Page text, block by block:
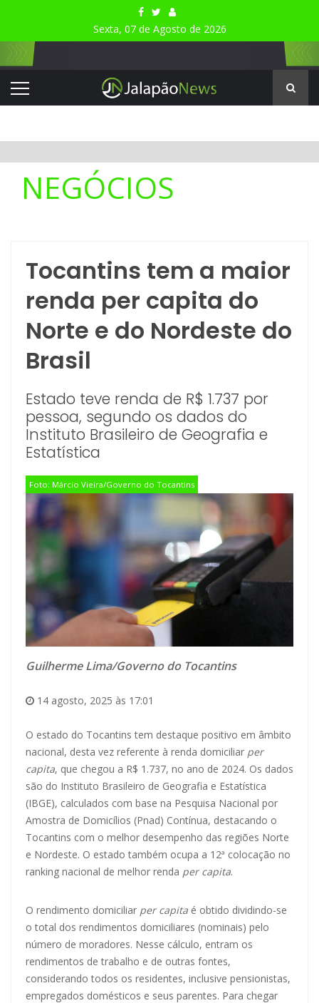
Sexta, 07 de Agosto de 2026
NEGÓCIOS
Tocantins tem a maior
renda per capita do
Norte e do Nordeste do
Brasil
Estado teve renda de R$ 1.737 por
pessoa, segundo os dados do
Instituto Brasileiro de Geografia e
Estatística
Foto: Márcio Vieira/Governo do Tocantins
Guilherme Lima/Governo do Tocantins
14 agosto, 2025 às 17:01
O estado do Tocantins tem destaque positivo em âmbito
nacional, desta vez referente à renda domiciliar per
capita, que chegou a R$ 1.737, no ano de 2024. Os dados
são do Instituto Brasileiro de Geografia e Estatística
(IBGE), calculados com base na Pesquisa Nacional por
Amostra de Domicílios (Pnad) Contínua, destacando o
Tocantins com o melhor desempenho das regiões Norte
e Nordeste. O estado também ocupa a 12ª colocação no
ranking nacional de melhor renda per capita.
O rendimento domiciliar per capita é obtido dividindo-se
o total dos rendimentos domiciliares (nominais) pelo
número de moradores. Nesse cálculo, entram os
rendimentos de trabalho e de outras fontes,
considerando todos os residentes, inclusive pensionistas,
empregados domésticos e seus parentes. Para chegar